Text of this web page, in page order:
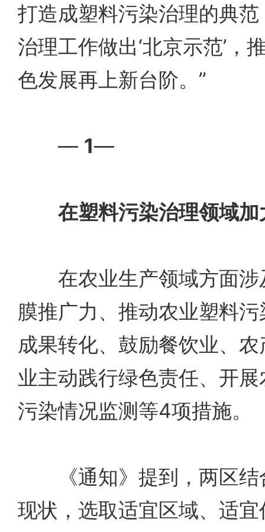
打造成塑料污染治理的典
治理工作做出‘北京示范’，
色发展再上新台阶。”
— 1—
在塑料污染治理领域
在农业生产领域方面涉
膜推广力、推动农业塑料
成果转化、鼓励餐饮业、
业主动践行绿色责任、开
污染情况监测等4项措施。
《通知》提到，两区结
现状，选取适宜区域、适